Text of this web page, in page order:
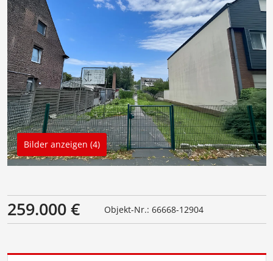
Bilder anzeigen (4)
259.000 € Objekt-Nr.: 66668-12904